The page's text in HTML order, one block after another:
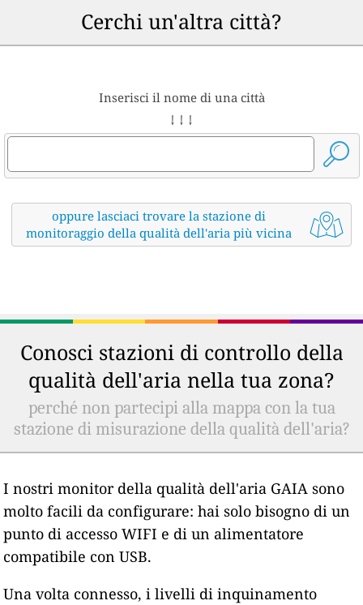
Cerchi un'altra città?
Inserisci il nome di una città
↓ ↓ ↓
oppure lasciaci trovare la stazione di
monitoraggio della qualità dell'aria più vicina
Conosci stazioni di controllo della
qualità dell'aria nella tua zona?
perché non partecipi alla mappa con la tua
stazione di misurazione della qualità dell'aria?
I nostri monitor della qualità dell'aria GAIA sono
molto facili da configurare: hai solo bisogno di un
punto di accesso WIFI e di un alimentatore
compatibile con USB.
Una volta connesso, i livelli di inquinamento